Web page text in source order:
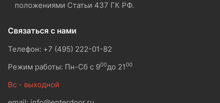
положениями Статьи 437 ГК РФ.
Связаться с нами
Телефон: +7 (495) 222-01-82
Режим работы: Пн-Сб с 900до 2100
Вс - выходной